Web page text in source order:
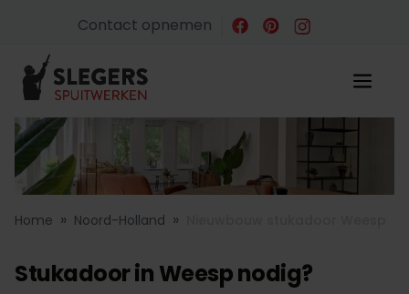
Contact opnemen
Home » Noord-Holland »
Stukadoor in Weesp nodig?